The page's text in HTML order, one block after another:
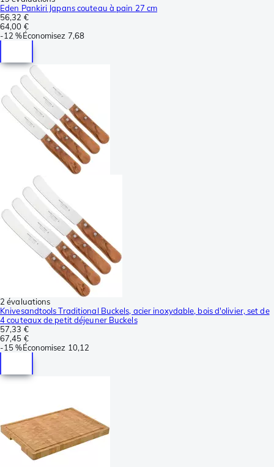
Eden Pankiri Japans couteau à pain 27 cm
56,32 €
64,00 €
-12 %Économisez 7,68
2 évaluations
Knivesandtools Traditional Buckels, acier inoxydable, bois d'olivier, set de
4 couteaux de petit déjeuner Buckels
57,33 €
67,45 €
-15 %Économisez 10,12